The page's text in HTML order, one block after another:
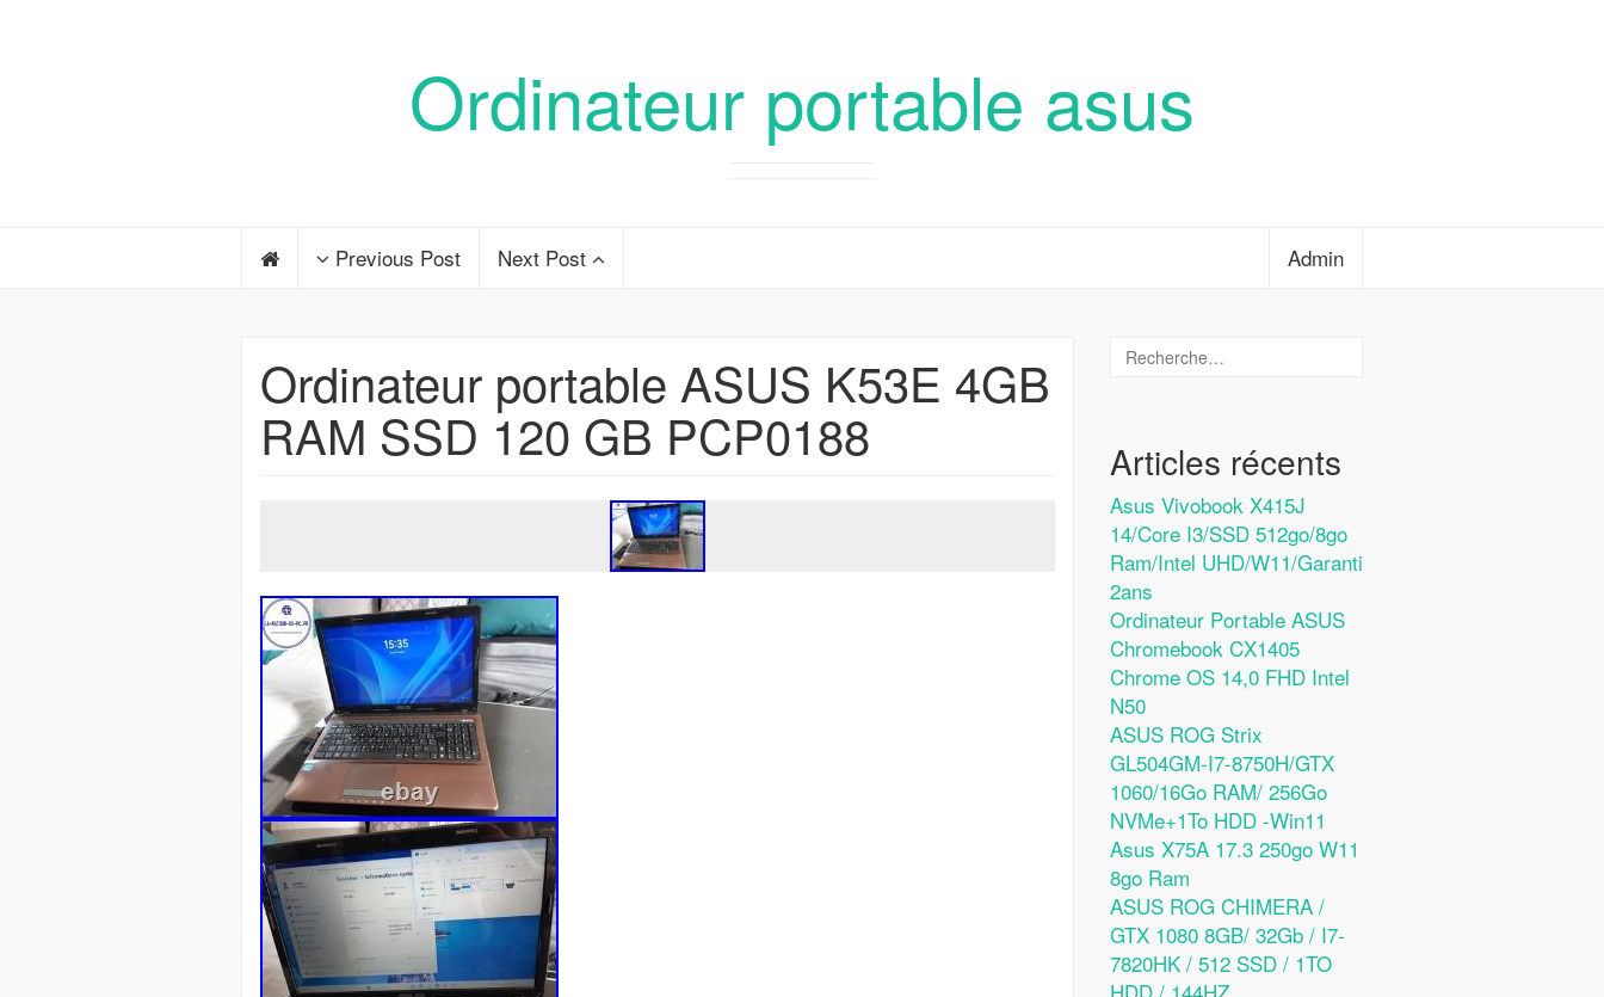
Ordinateur portable asus
Previous Post Next Post Admin
Ordinateur portable ASUS K53E 4GB
RAM SSD 120 GB PCP0188 Articles récents
Asus Vivobook X415J
14/Core I3/SSD 512go/8go
Ram/Intel UHD/W11/Garanti
2ans
Ordinateur Portable ASUS
Chromebook CX1405
Chrome OS 14,0 FHD Intel
N50
ASUS ROG Strix
GL504GM-I7-8750H/GTX
1060/16Go RAM/ 256Go
NVMe+1To HDD -Win11
Asus X75A 17.3 250go W11
8go Ram
ASUS ROG CHIMERA /
GTX 1080 8GB/ 32Gb / I7-
7820HK / 512 SSD / 1TO